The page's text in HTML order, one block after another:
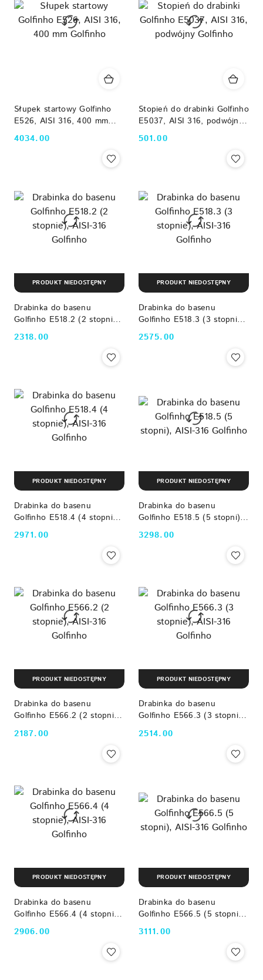
Słupek startowy Golfinho
E526, AISI 316, 400 mm
Golfinho
Cena:
4034.00
Stopień do drabinki Golfinho
E5037, AISI 316, podwójny
Golfinho
Cena:
501.00
Drabinka do basenu
Golfinho E518.2 (2 stopnie),
AISI-316 Golfinho
Cena:
2318.00
PRODUKT NIEDOSTĘPNY
Drabinka do basenu
Golfinho E518.3 (3 stopnie),
AISI-316 Golfinho
Cena:
2575.00
PRODUKT NIEDOSTĘPNY
Drabinka do basenu
Golfinho E518.4 (4 stopnie),
AISI-316 Golfinho
Cena:
2971.00
PRODUKT NIEDOSTĘPNY
Drabinka do basenu
Golfinho E518.5 (5 stopni),
AISI-316 Golfinho
Cena:
3298.00
PRODUKT NIEDOSTĘPNY
Drabinka do basenu
Golfinho E566.2 (2 stopnie),
AISI-316 Golfinho
Cena:
2187.00
PRODUKT NIEDOSTĘPNY
Drabinka do basenu
Golfinho E566.3 (3 stopnie),
AISI-316 Golfinho
Cena:
2514.00
PRODUKT NIEDOSTĘPNY
Drabinka do basenu
Golfinho E566.4 (4 stopnie),
AISI-316 Golfinho
Cena:
2906.00
PRODUKT NIEDOSTĘPNY
Drabinka do basenu
Golfinho E566.5 (5 stopni),
AISI-316 Golfinho
Cena:
3111.00
PRODUKT NIEDOSTĘPNY